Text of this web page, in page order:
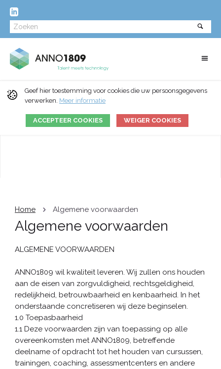
Geef hier toestemming voor cookies die uw persoonsgegevens
verwerken. Meer informatie
ACCEPTEER COOKIES WEIGER COOKIES
Home Algemene voorwaarden
Algemene voorwaarden
ALGEMENE VOORWAARDEN
ANNO1809 wil kwaliteit leveren. Wij zullen ons houden
aan de eisen van zorgvuldigheid, rechtsgeldigheid,
redelijkheid, betrouwbaarheid en kenbaarheid. In het
onderstaande concretiseren wij deze beginselen.
1.0 Toepasbaarheid
1.1 Deze voorwaarden zijn van toepassing op alle
overeenkomsten met ANNO1809, betreffende
deelname of opdracht tot het houden van cursussen,
trainingen, coaching, assessmentcenters en andere